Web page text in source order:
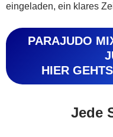
eingeladen, ein klares
PARAJUDO
HIER
Jede